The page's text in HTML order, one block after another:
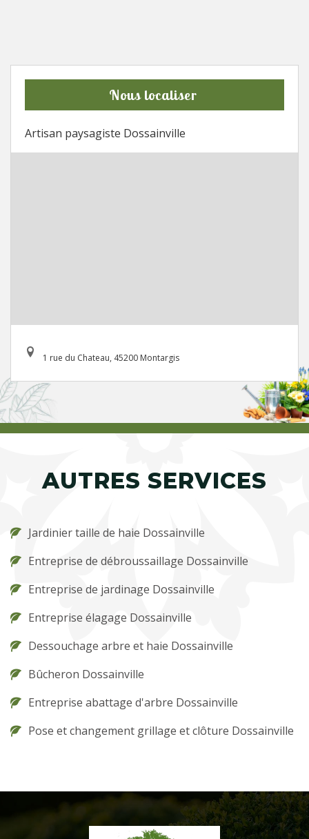
Nous localiser
Artisan paysagiste Dossainville
1 rue du Chateau, 45200 Montargis
AUTRES SERVICES
Jardinier taille de haie Dossainville
Entreprise de débroussaillage Dossainville
Entreprise de jardinage Dossainville
Entreprise élagage Dossainville
Dessouchage arbre et haie Dossainville
Bûcheron Dossainville
Entreprise abattage d'arbre Dossainville
Pose et changement grillage et clôture Dossainville